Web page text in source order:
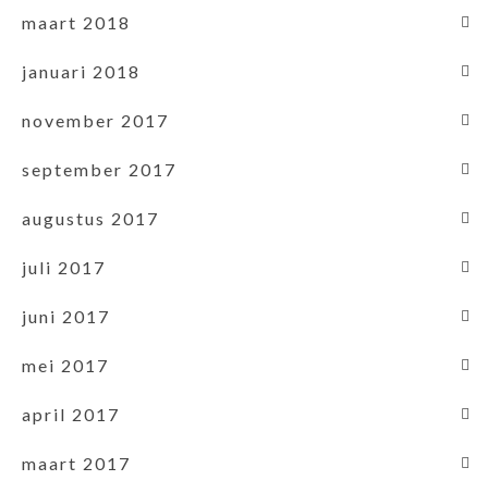
maart 2018
januari 2018
november 2017
september 2017
augustus 2017
juli 2017
juni 2017
mei 2017
april 2017
maart 2017